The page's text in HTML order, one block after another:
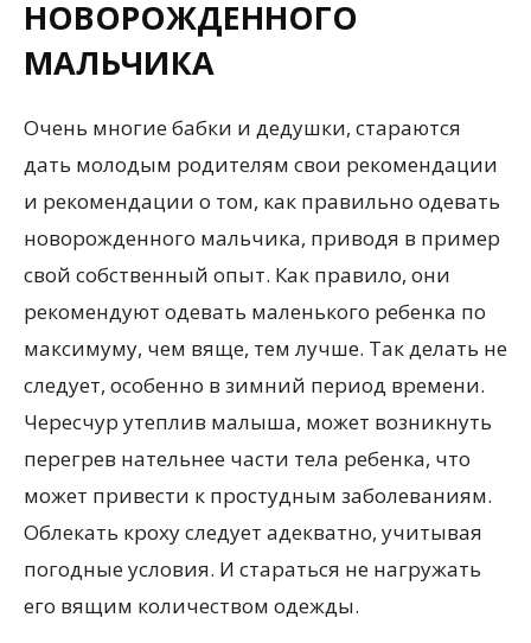
НОВОРОЖДЕННОГО
МАЛЬЧИКА
Очень многие бабки и дедушки, стараются
дать молодым родителям свои рекомендации
и рекомендации о том, как правильно одевать
новорожденного мальчика, приводя в пример
свой собственный опыт. Как правило, они
рекомендуют одевать маленького ребенка по
максимуму, чем вяще, тем лучше. Так делать не
следует, особенно в зимний период времени.
Чересчур утеплив малыша, может возникнуть
перегрев нательнее части тела ребенка, что
может привести к простудным заболеваниям.
Облекать кроху следует адекватно, учитывая
погодные условия. И стараться не нагружать
его вящим количеством одежды.